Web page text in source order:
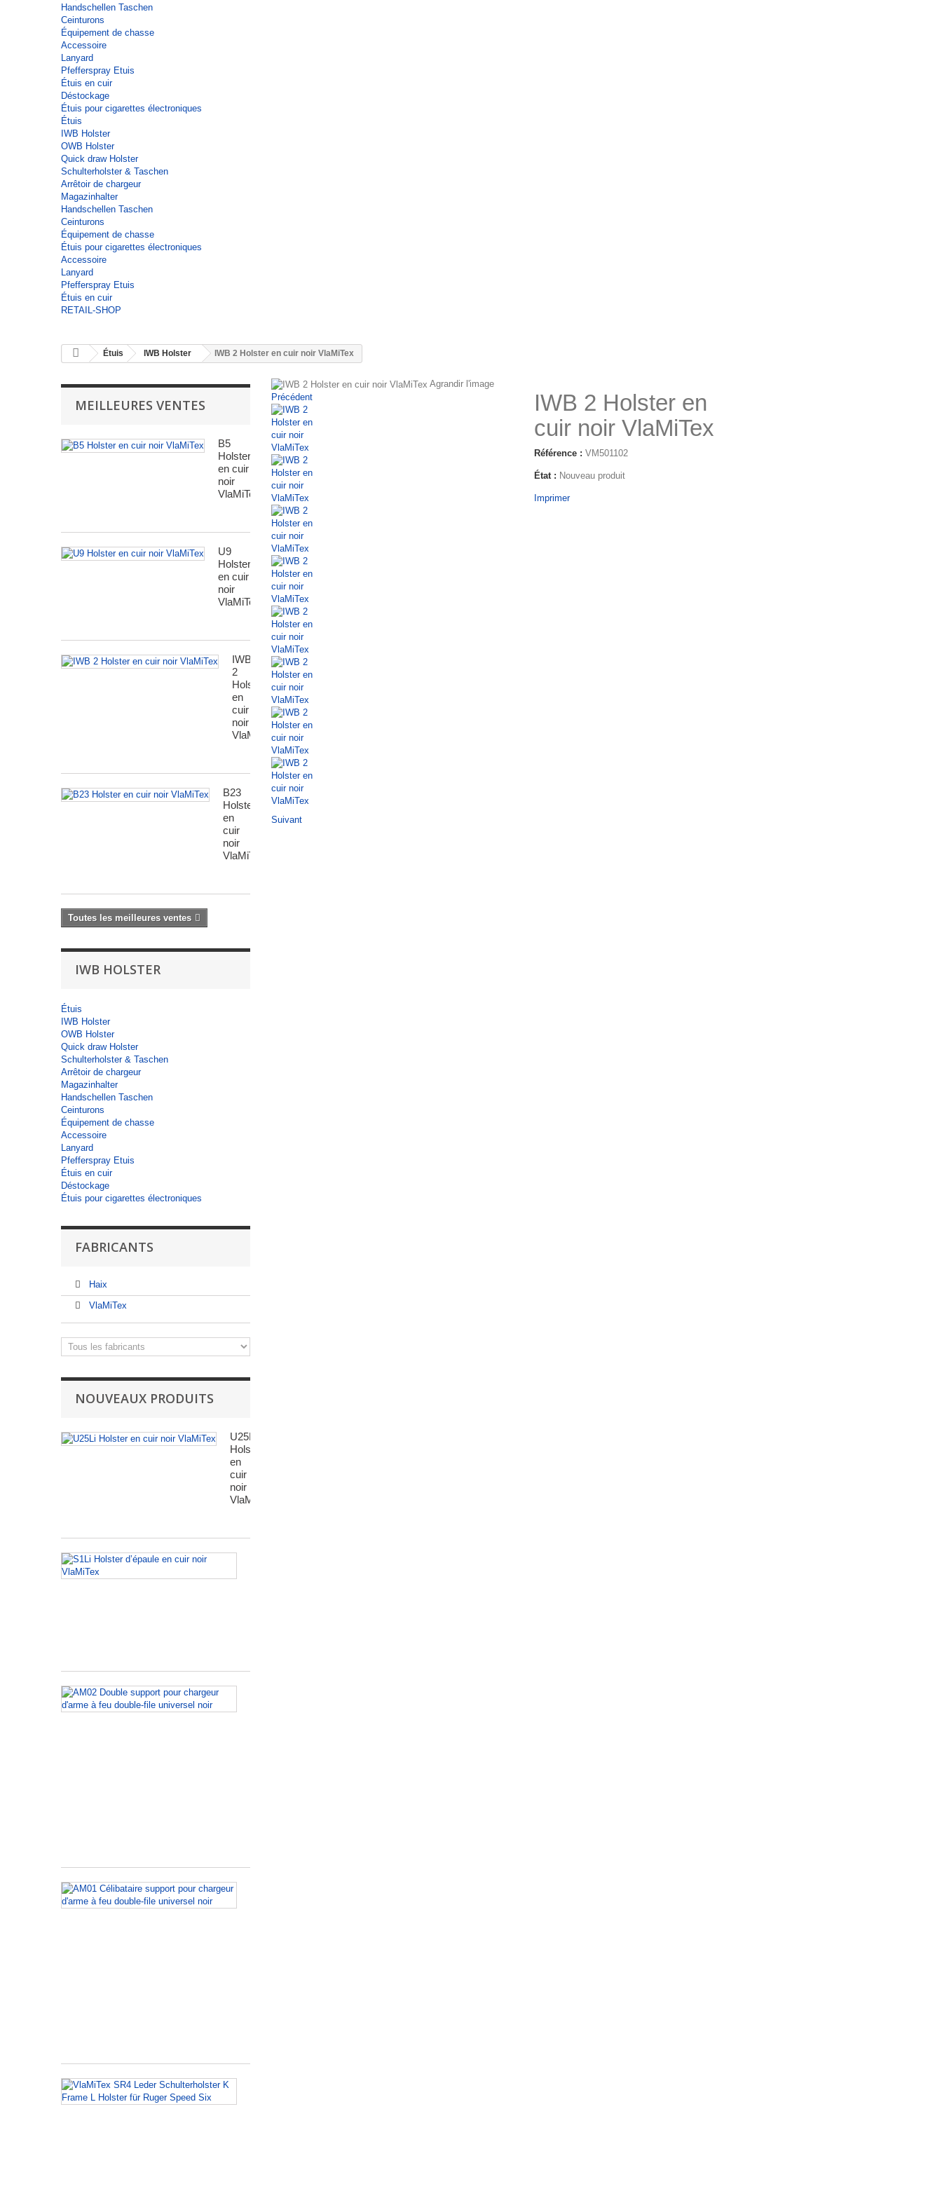
Handschellen Taschen
Ceinturons
Équipement de chasse
Accessoire
Lanyard
Pfefferspray Etuis
Étuis en cuir
Déstockage
Étuis pour cigarettes électroniques
Étuis
IWB Holster
OWB Holster
Quick draw Holster
Schulterholster & Taschen
Arrêtoir de chargeur
Magazinhalter
Handschellen Taschen
Ceinturons
Équipement de chasse
Étuis pour cigarettes électroniques
Accessoire
Lanyard
Pfefferspray Etuis
Étuis en cuir
RETAIL-SHOP
Étuis IWB Holster IWB 2 Holster en cuir noir VlaMiTex
MEILLEURES VENTES
B5
Holster
en cuir
noir
VlaMiTex
U9
Holster
en cuir
noir
VlaMiTex
IWB
2
Holster
en
cuir
noir
VlaMiTex
B23
Holster
en
cuir
noir
VlaMiTex
Toutes les meilleures ventes
IWB HOLSTER
Étuis
IWB Holster
OWB Holster
Quick draw Holster
Schulterholster & Taschen
Arrêtoir de chargeur
Magazinhalter
Handschellen Taschen
Ceinturons
Équipement de chasse
Accessoire
Lanyard
Pfefferspray Etuis
Étuis en cuir
Déstockage
Étuis pour cigarettes électroniques
FABRICANTS
Haix
VlaMiTex
NOUVEAUX PRODUITS
U25Li
Holster
en
cuir
noir
VlaMiTex
Agrandir l'image
Précédent
Suivant
IWB 2 Holster en
cuir noir VlaMiTex
Référence : VM501102
État : Nouveau produit
Imprimer